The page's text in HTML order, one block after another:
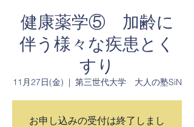
健康薬学⑤ 加齢に
伴う様々な疾患とく
すり
11月27日(金)
  |
第三世代大学 大人の塾SiN
お申し込みの受付は終了しまし